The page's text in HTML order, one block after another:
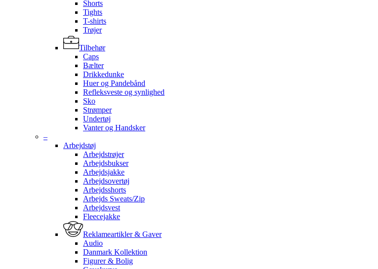
Shorts
Tights
T-shirts
Trøjer
Tilbehør
Caps
Bælter
Drikkedunke
Huer og Pandebånd
Refleksveste og synlighed
Sko
Strømper
Undertøj
Vanter og Handsker
–
Arbejdstøj
Arbejdstrøjer
Arbejdsbukser
Arbejdsjakke
Arbejdsovertøj
Arbejdsshorts
Arbejds Sweats/Zip
Arbejdsvest
Fleecejakke
Reklameartikler & Gaver
Audio
Danmark Kollektion
Figurer & Bolig